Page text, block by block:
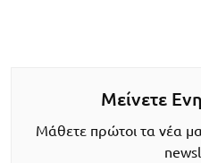
Μείνετε
Μάθετε πρώτοι τα νέα